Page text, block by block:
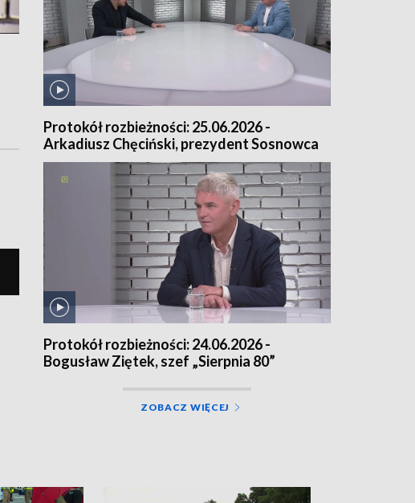
Protokół rozbieżności: 25.06.2026 -
Arkadiusz Chęciński, prezydent Sosnowca
Protokół rozbieżności: 24.06.2026 -
Bogusław Ziętek, szef „Sierpnia 80”
ZOBACZ WIĘCEJ